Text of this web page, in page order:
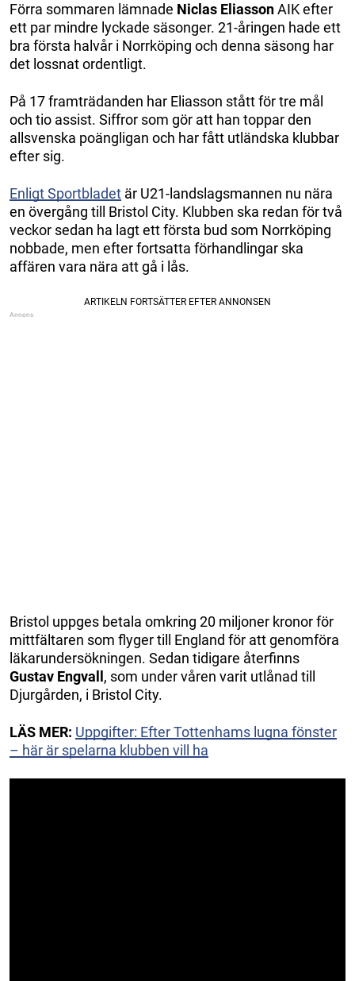
Förra sommaren lämnade Niclas EliassonAIK efter
ett par mindre lyckade säsonger. 21-åringen hade ett
bra första halvår i Norrköping och denna säsong har
det lossnat ordentligt.
På 17 framträdanden har Eliasson stått för tre mål
och tio assist. Siffror som gör att han toppar den
allsvenska poängligan och har fått utländska klubbar
efter sig.
Enligt Sportbladet är U21-landslagsmannen nu nära
en övergång till Bristol City. Klubben ska redan för två
veckor sedan ha lagt ett första bud som Norrköping
nobbade, men efter fortsatta förhandlingar ska
affären vara nära att gå i lås.
Bristol uppges betala omkring 20 miljoner kronor för
mittfältaren som flyger till England för att genomföra
läkarundersökningen. Sedan tidigare återfinns
Gustav Engvall , som under våren varit utlånad till
Djurgården, i Bristol City.
LÄS MER: Uppgifter: Efter Tottenhams lugna fönster
– här är spelarna klubben vill ha